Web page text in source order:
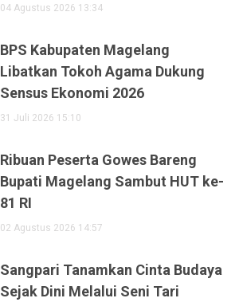
04 Agustus 2026 13:34
BPS Kabupaten Magelang
Libatkan Tokoh Agama Dukung
Sensus Ekonomi 2026
31 Juli 2026 15:10
Ribuan Peserta Gowes Bareng
Bupati Magelang Sambut HUT ke-
81 RI
02 Agustus 2026 14:57
Sangpari Tanamkan Cinta Budaya
Sejak Dini Melalui Seni Tari